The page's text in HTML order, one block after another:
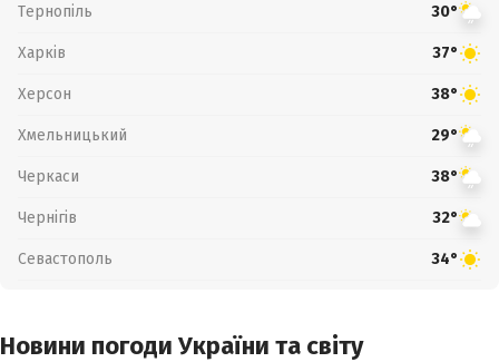
Тернопіль 30°
Харків 37°
Херсон 38°
Хмельницький 29°
Черкаси 38°
Чернігів 32°
Севастополь 34°
Новини погоди України та світу